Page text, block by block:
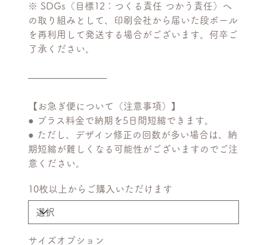
※ SDGs（目標12：つくる責任 つかう責任）へ
の取り組みとして、印刷会社から届いた段ボール
を再利用して発送する場合がございます。何卒ご
了承ください。
────────────
【お急ぎ便について（注意事項）】
● プラス料金で納期を5日間短縮できます。
● ただし、デザイン修正の回数が多い場合は、納
期短縮が難しくなる可能性がございますのでご注
意ください。
10枚以上からご購入いただけます
サイズオプション